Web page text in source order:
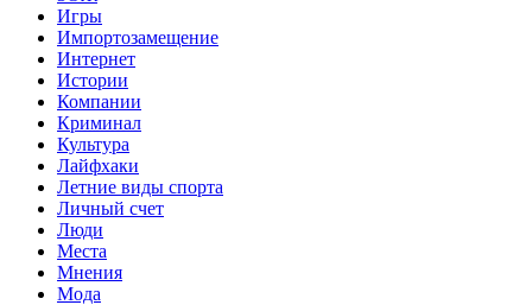
Игры
Импортозамещение
Интернет
Истории
Компании
Криминал
Культура
Лайфхаки
Летние виды спорта
Личный счет
Люди
Места
Мнения
Мода